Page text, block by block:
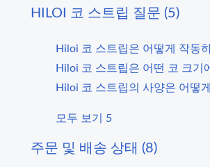
HILOI 코 스트립 질문 (5)
Hiloi 코 스트립은 어떻게 작동
Hiloi 코 스트립은 어떤 코 크
Hiloi 코 스트립의 사양은 어떻
모두 보기 5
주문 및 배송 상태 (8)